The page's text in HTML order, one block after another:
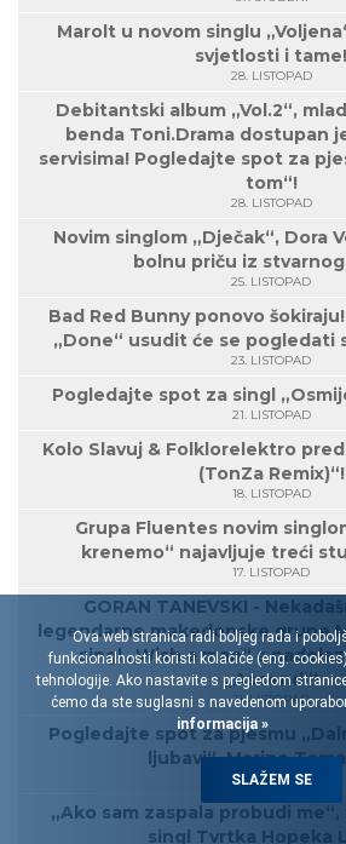
Marolt u novom singlu
svjetlosti i tame!
28. LISTOPAD
Debitantski album „Vol.2“,
benda Toni.Drama dostupan
servisima! Pogledajte spot za
tom“!
28. LISTOPAD
Novim singlom „Dječak“, Dora
bolnu priču iz
25. LISTOPAD
Bad Red Bunny ponovo
„Done“ usudit će se pogledati
23. LISTOPAD
Pogledajte spot za singl
21. LISTOPAD
Kolo Slavuj & Folklorelektro
(TonZa Remix)“!
18. LISTOPAD
Grupa Fluentes novim
krenemo“ najavljuje treći
17. LISTOPAD
GORAN TANEVSKI -
legendarne makedonske grupe
singl „Wish a man“ s
„Ascend“!
11. LISTOPAD
Pogledajte spot za pjesmu
ljubavi“, Marine
10. LISTOPAD
„Ako sam zaspala probudi me“,
singl Tvrtka Hopeka
Ova web stranica radi boljeg rada i
funkcionalnosti koristi kolačiće (eng.
tehnologije. Ako nastavite s pregledom
ćemo da ste suglasni s navedenom
informacija »
SLAŽEM SE